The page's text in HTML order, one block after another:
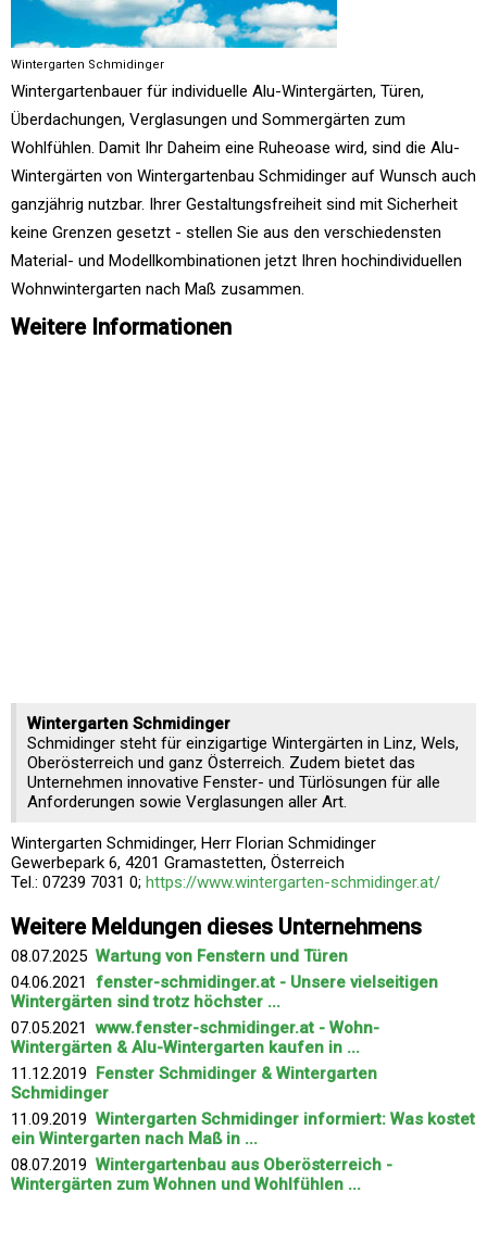
Wintergarten Schmidinger
Wintergartenbauer für individuelle Alu-Wintergärten, Türen,
Überdachungen, Verglasungen und Sommergärten zum
Wohlfühlen. Damit Ihr Daheim eine Ruheoase wird, sind die Alu-
Wintergärten von Wintergartenbau Schmidinger auf Wunsch auch
ganzjährig nutzbar. Ihrer Gestaltungsfreiheit sind mit Sicherheit
keine Grenzen gesetzt - stellen Sie aus den verschiedensten
Material- und Modellkombinationen jetzt Ihren hochindividuellen
Wohnwintergarten nach Maß zusammen.
Weitere Informationen
Wintergarten Schmidinger
Schmidinger steht für einzigartige Wintergärten in Linz, Wels,
Oberösterreich und ganz Österreich. Zudem bietet das
Unternehmen innovative Fenster- und Türlösungen für alle
Anforderungen sowie Verglasungen aller Art.
Wintergarten Schmidinger, Herr Florian Schmidinger
Gewerbepark 6, 4201 Gramastetten, Österreich
Tel.: 07239 7031 0; https://www.wintergarten-schmidinger.at/
Weitere Meldungen dieses Unternehmens
08.07.2025 Wartung von Fenstern und Türen
04.06.2021 fenster-schmidinger.at - Unsere vielseitigen
Wintergärten sind trotz höchster ...
07.05.2021www.fenster-schmidinger.at - Wohn-
Wintergärten & Alu-Wintergarten kaufen in ...
11.12.2019 Fenster Schmidinger & Wintergarten
Schmidinger
11.09.2019 Wintergarten Schmidinger informiert: Was kostet
ein Wintergarten nach Maß in ...
08.07.2019 Wintergartenbau aus Oberösterreich -
Wintergärten zum Wohnen und Wohlfühlen ...